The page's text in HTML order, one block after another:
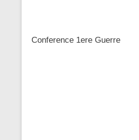
Conference 1ere Guerre